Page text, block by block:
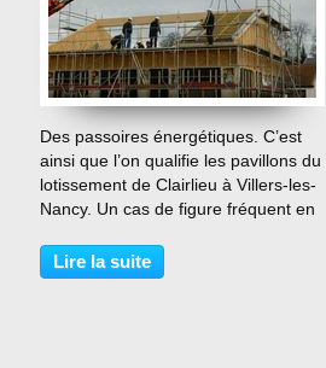
…
Des passoires énergétiques. C’est
ainsi que l’on qualifie les pavillons du
lotissement de Clairlieu à Villers-les-
Nancy. Un cas de figure fréquent en
construction industrialisée au début
des années 70 sur la base du
Lire la suite